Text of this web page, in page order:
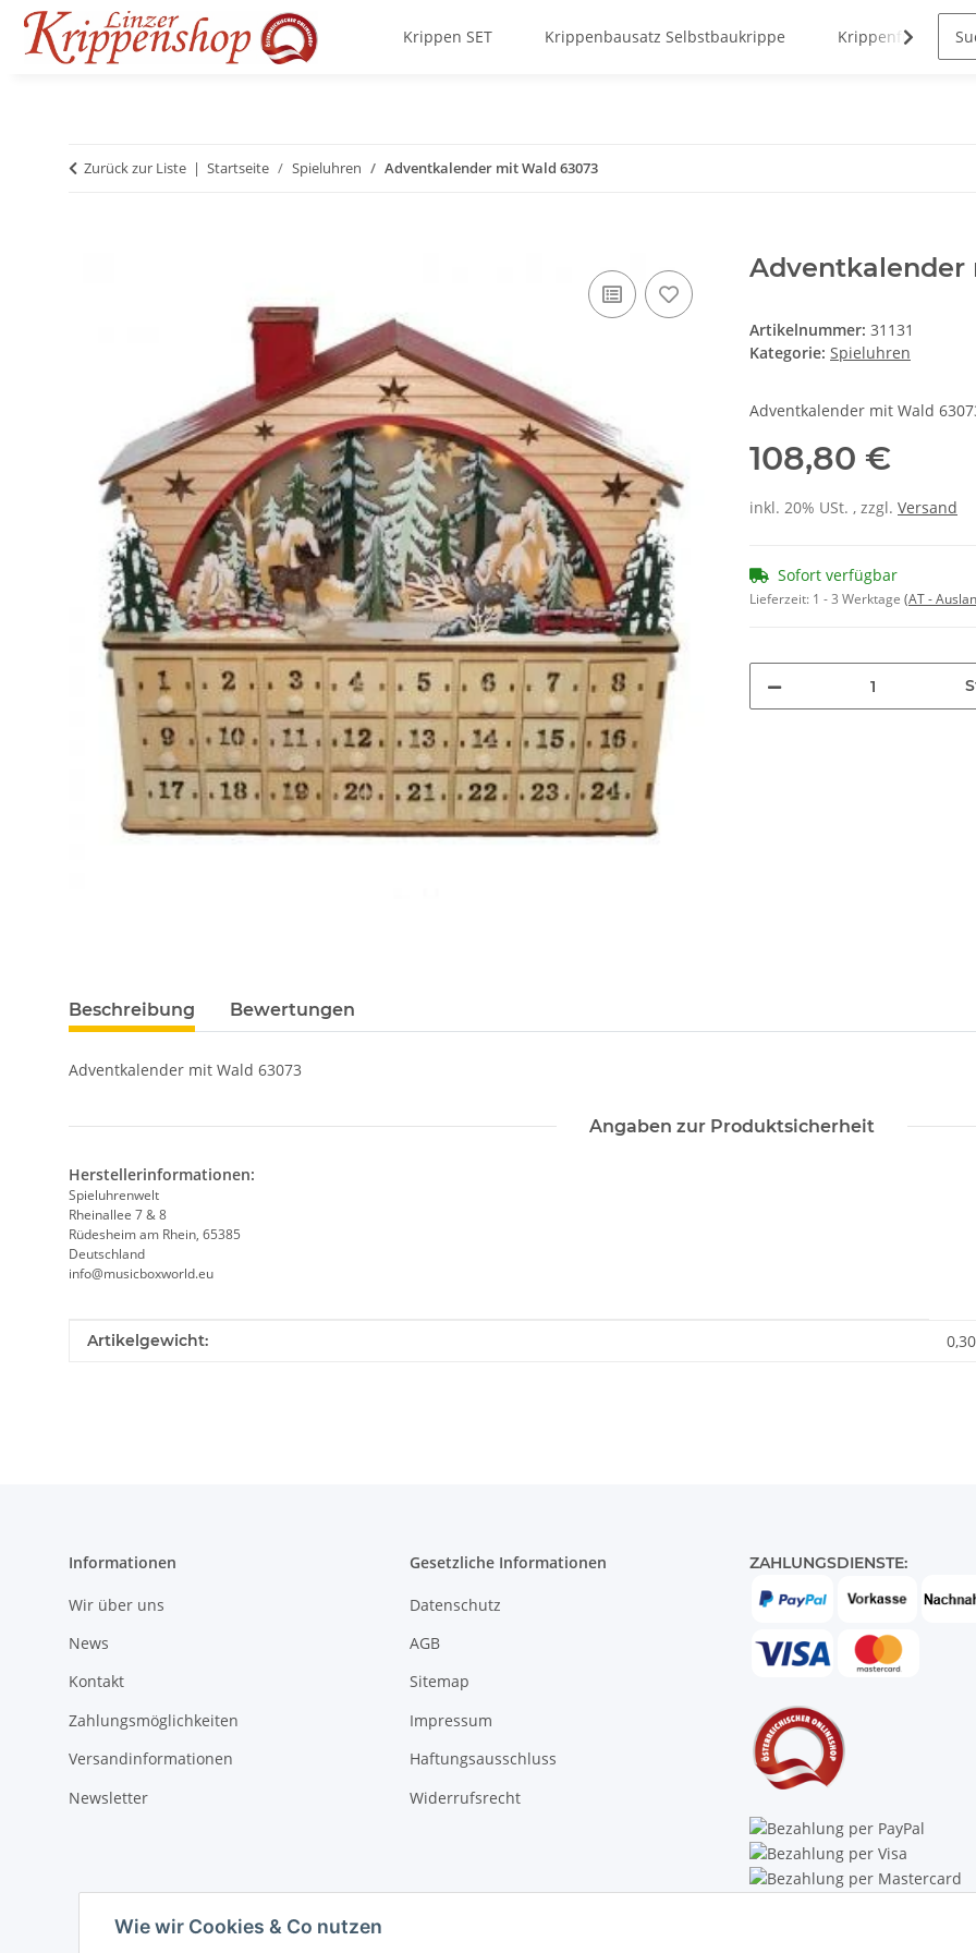
Wie wir Cookies & Co nutzen
Krippen SET Krippenbausatz Selbstbaukrippe Krippenfiguren
Zurück zur Liste Startseite Spieluhren Adventkalender mit Wald 63073
Adventkalender
Artikelnummer: 31131
Kategorie: Spieluhren
Adventkalender mit Wald
108,80 €
inkl. 20% USt. , zzgl. Versand
Sofort verfügbar
Lieferzeit: 1 - 3 Werktage (AT -
Beschreibung Bewertungen
Adventkalender mit Wald 63073
Angaben zur Produktsicherheit
Herstellerinformationen:
Spieluhrenwelt
Rheinallee 7 & 8
Rüdesheim am Rhein, 65385
Deutschland
info@musicboxworld.eu
Produkteigenschaft
Wert
Artikelgewicht: 0,30
Informationen
Wir über uns
News
Kontakt
Zahlungsmöglichkeiten
Versandinformationen
Newsletter
Gesetzliche Informationen
Datenschutz
AGB
Sitemap
Impressum
Haftungsausschluss
Widerrufsrecht
ZAHLUNGSDIENSTE: